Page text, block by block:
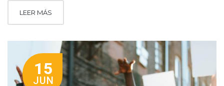
LEER MÁS
15
JUN